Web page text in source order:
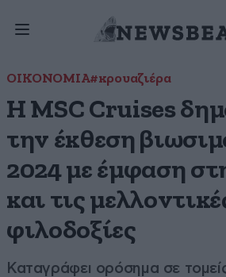
ΟΙΚΟΝΟΜΙΑ#κρουαζιέρα
Η MSC Cruises
την έκθεση
2024 με έμφαση
και τις
φιλοδοξίες
Καταγράφει ορόσημα σε